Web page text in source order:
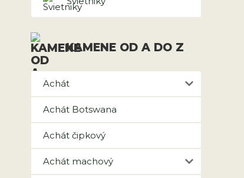
KAMENE OD A DO Z
Achát
Achát Botswana
Achát čipkový
Achát machový